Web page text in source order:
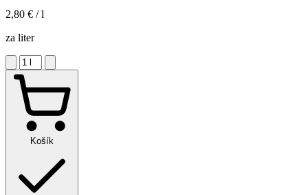
2,80 € / l
za liter
Košík